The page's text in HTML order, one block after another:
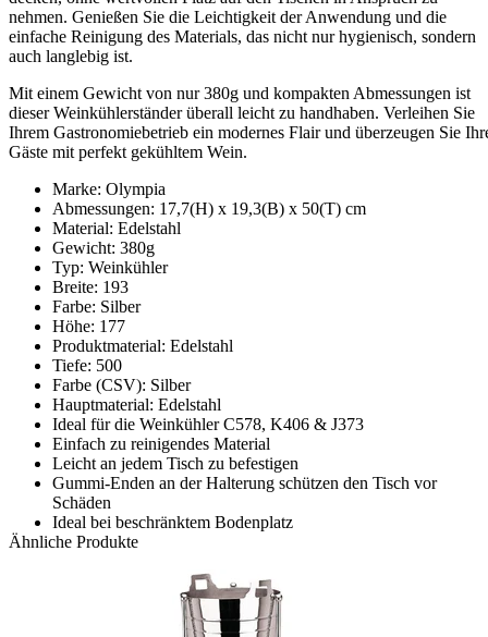
nehmen. Genießen Sie die Leichtigkeit der Anwendung und die
einfache Reinigung des Materials, das nicht nur hygienisch, sondern
auch langlebig ist.
Mit einem Gewicht von nur 380g und kompakten Abmessungen ist
dieser Weinkühlerständer überall leicht zu handhaben. Verleihen Sie
Ihrem Gastronomiebetrieb ein modernes Flair und überzeugen Sie
Gäste mit perfekt gekühltem Wein.
Marke: Olympia
Abmessungen: 17,7(H) x 19,3(B) x 50(T) cm
Material: Edelstahl
Gewicht: 380g
Typ: Weinkühler
Breite: 193
Farbe: Silber
Höhe: 177
Produktmaterial: Edelstahl
Tiefe: 500
Farbe (CSV): Silber
Hauptmaterial: Edelstahl
Ideal für die Weinkühler C578, K406 & J373
Einfach zu reinigendes Material
Leicht an jedem Tisch zu befestigen
Gummi-Enden an der Halterung schützen den Tisch vor
Schäden
Ideal bei beschränktem Bodenplatz
Ähnliche Produkte